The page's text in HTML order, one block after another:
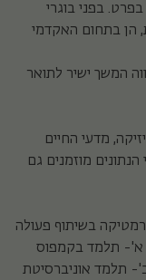
בפני בוגרי
הן בתחום האקדמי
המשך ישיר לתואר
מדעי החיים
מוזמנים גם
בשיתוף פעולה
א'- תלמד בקמפוס
תלמד אוניברסיטת